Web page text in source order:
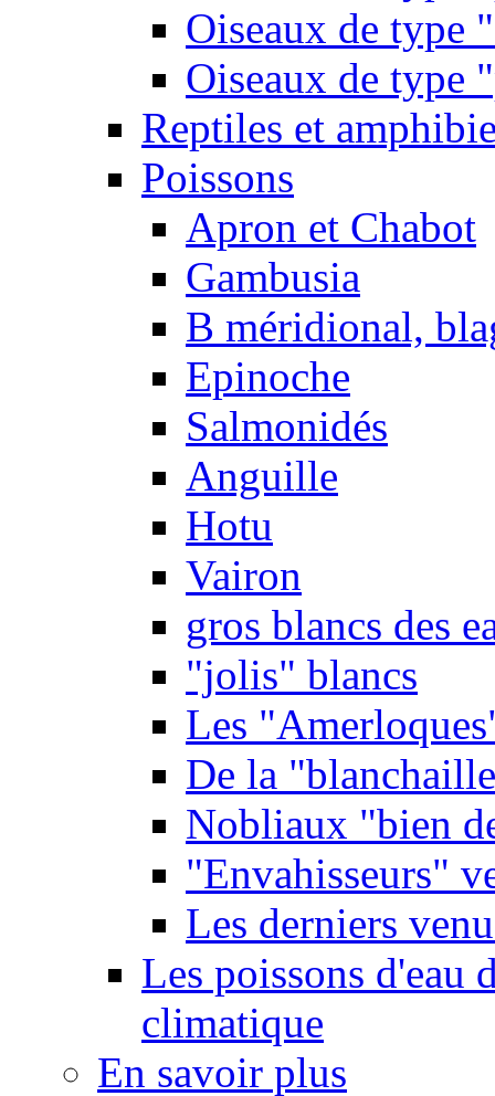
Oiseaux de type
Oiseaux de type
Reptiles et
Poissons
Apron et Chabot
Gambusia
B méridional,
Epinoche
Salmonidés
Anguille
Hotu
Vairon
gros blancs des
"jolis" blancs
Les
De la
Nobliaux "bien
"Envahisseurs"
Les derniers
Les poissons d'eau
climatique
En savoir plus